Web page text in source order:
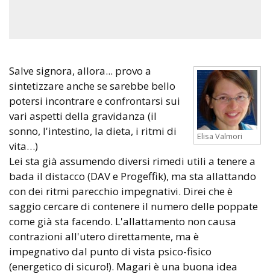
Elisa Valmori
Salve signora, allora... provo a
sintetizzare anche se sarebbe bello
potersi incontrare e confrontarsi sui
vari aspetti della gravidanza (il
sonno, l'intestino, la dieta, i ritmi di
vita…)
Lei sta già assumendo diversi rimedi utili a tenere a
bada il distacco (DAV e Progeffik), ma sta allattando
con dei ritmi parecchio impegnativi. Direi che è
saggio cercare di contenere il numero delle poppate
come già sta facendo. L'allattamento non causa
contrazioni all'utero direttamente, ma è
impegnativo dal punto di vista psico-fisico
(energetico di sicuro!). Magari è una buona idea